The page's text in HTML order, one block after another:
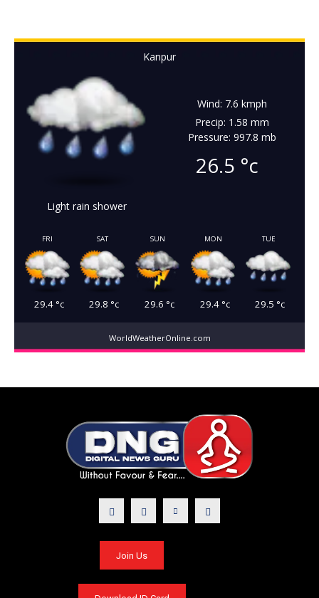
Kanpur
Light rain shower
Wind: 7.6 kmph
Precip: 1.58 mm
Pressure: 997.8 mb
26.5 °c
FRI
29.4°c
SAT
29.8 °c
SUN
29.6 °c
MON
29.4°c
TUE
29.5 °c
WorldWeatherOnline.com
Join Us